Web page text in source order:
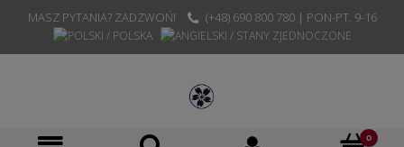
MASZ PYTANIA? ZADZWOŃ! (+48) 690 800 780 | PON-PT. 9-16